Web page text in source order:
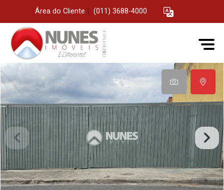
Área do Cliente (011) 3688-4000